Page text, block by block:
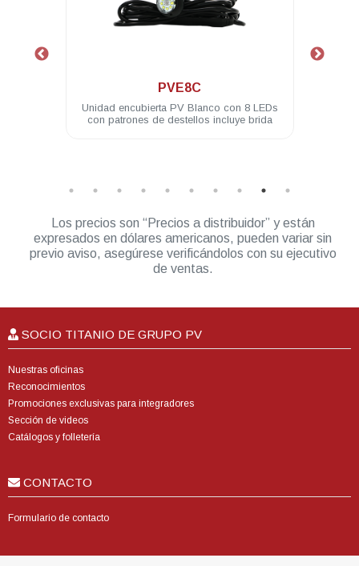
PVL4A
Modulo PV ASSAULT 4 LED 3W difusor
180° ámbar
Los precios son “Precios a distribuidor” y están
expresados en dólares americanos, pueden variar sin
previo aviso, asegúrese verificándolos con su ejecutivo
de ventas.
SOCIO TITANIO DE GRUPO PV
Nuestras oficinas
Reconocimientos
Promociones exclusivas para integradores
Sección de videos
Catálogos y folletería
CONTACTO
Formulario de contacto